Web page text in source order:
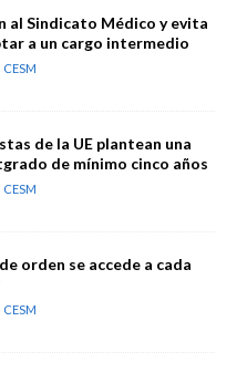
al Sindicato Médico y evita
a un cargo intermedio
CESM
de la UE plantean una
de mínimo cinco años
CESM
orden se accede a cada
CESM